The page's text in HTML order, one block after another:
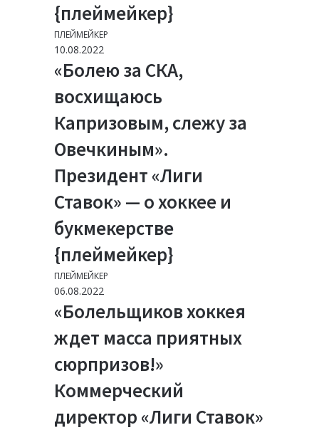
{плеймейкер}
ПЛЕЙМЕЙКЕР
10.08.2022
«Болею за СКА,
восхищаюсь
Капризовым, слежу за
Овечкиным».
Президент «Лиги
Ставок» — о хоккее и
букмекерстве
{плеймейкер}
ПЛЕЙМЕЙКЕР
06.08.2022
«Болельщиков хоккея
ждет масса приятных
сюрпризов!»
Коммерческий
директор «Лиги Ставок»